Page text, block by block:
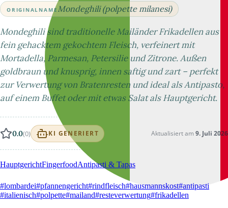
ORIGINALNAME Mondeghili (polpette milanesi)
Mondeghili sind traditionelle Mailänder Frikadellen aus
fein gehacktem gekochtem Fleisch, verfeinert mit
Mortadella, Parmesan, Petersilie und Zitrone. Außen
goldbraun und knusprig, innen saftig und zart – perfekt
zur Verwertung von Bratenresten und ideal als Antipasto,
auf einem Buffet oder mit etwas Salat als Hauptgericht.
0.0(0) KI GENERIERT Aktualisiert am 9. Juli 2026
HauptgerichtFingerfoodAntipasti & Tapas
#lombardei#pfannengericht#rindfleisch#hausmannskost#antipasti
#italienisch#polpette#mailand#resteverwertung#frikadellen